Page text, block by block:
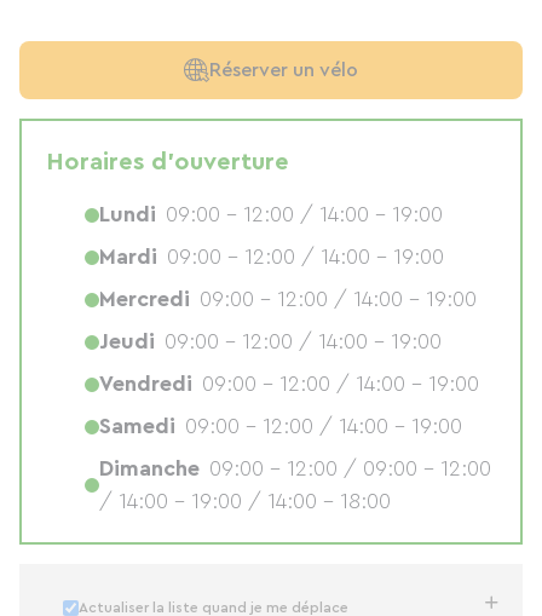
Actualiser la liste quand je me déplace
Réserver un vélo
Horaires d'ouverture
Lundi 09:00 - 12:00 / 14:00 - 19:00
Mardi 09:00 - 12:00 / 14:00 - 19:00
Mercredi 09:00 - 12:00 / 14:00 - 19:00
Jeudi 09:00 - 12:00 / 14:00 - 19:00
Vendredi 09:00 - 12:00 / 14:00 - 19:00
Samedi 09:00 - 12:00 / 14:00 - 19:00
Dimanche 09:00 - 12:00 / 09:00 - 12:00
/ 14:00 - 19:00 / 14:00 - 18:00